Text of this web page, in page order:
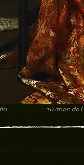
10 anos de